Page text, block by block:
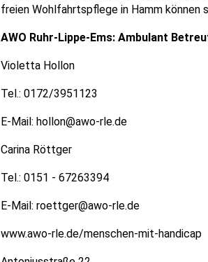
freien Wohlfahrtspflege in Hamm können
AWO Ruhr-Lippe-Ems: Ambulant
Violetta Hollon
Tel.: 0172/3951123
E-Mail: hollon@awo-rle.de
Carina Röttger
Tel.: 0151 - 67263394
E-Mail: roettger@awo-rle.de
www.awo-rle.de/menschen-mit-handicap